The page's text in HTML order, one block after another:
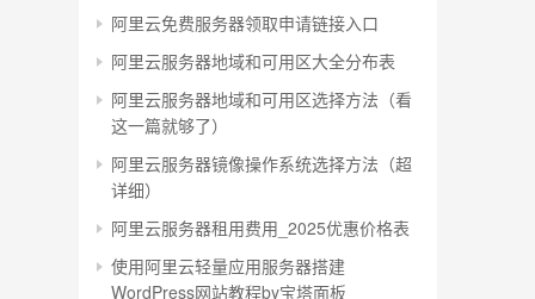
阿里云免费服务器领取申请链接入口
阿里云服务器地域和可用区大全分布表
阿里云服务器地域和可用区选择方法（看
这一篇就够了）
阿里云服务器镜像操作系统选择方法（超
详细）
阿里云服务器租用费用_2025优惠价格表
使用阿里云轻量应用服务器搭建
WordPress网站教程by宝塔面板